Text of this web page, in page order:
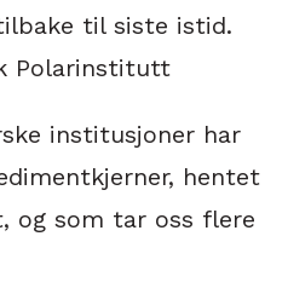
til siste istid.
Polarinstitutt
institusjoner har
hentet
og som tar oss flere